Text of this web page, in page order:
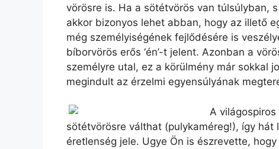
vörösre is. Ha a sötétvörös van túlsúlyban,
akkor bizonyos lehet abban, hogy az illető
még személyiségének fejlődésére is
bíborvörös erős ‘én’-t jelent. Azonban a
személyre utal, ez a körülmény már sokkal
megindult az érzelmi egyensúlyának
A
sötétvörösre válthat (pulykaméreg!), így
éretlenség jele. Ugye Ön is észrevette,